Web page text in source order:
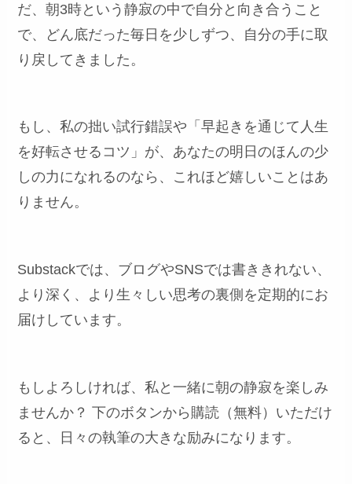
だ、朝3時という静寂の中で自分と向き合うこと
で、どん底だった毎日を少しずつ、自分の手に取
り戻してきました。
もし、私の拙い試行錯誤や「早起きを通じて人生
を好転させるコツ」が、あなたの明日のほんの少
しの力になれるのなら、これほど嬉しいことはあ
りません。
Substackでは、ブログやSNSでは書ききれない、
より深く、より生々しい思考の裏側を定期的にお
届けしています。
もしよろしければ、私と一緒に朝の静寂を楽しみ
ませんか？ 下のボタンから購読（無料）いただけ
ると、日々の執筆の大きな励みになります。